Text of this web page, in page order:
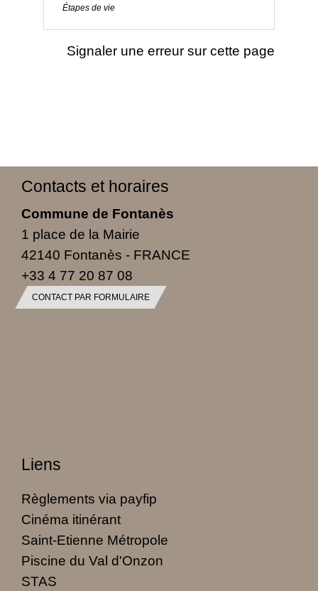
Étapes de vie
Signaler une erreur sur cette page
Contacts et horaires
Commune de Fontanès
1 place de la Mairie
42140 Fontanès - FRANCE
+33 4 77 20 87 08
CONTACT PAR FORMULAIRE
Liens
Règlements via payfip
Cinéma itinérant
Saint-Etienne Métropole
Piscine du Val d'Onzon
STAS